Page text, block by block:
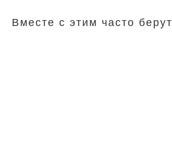
Вместе с этим часто берут